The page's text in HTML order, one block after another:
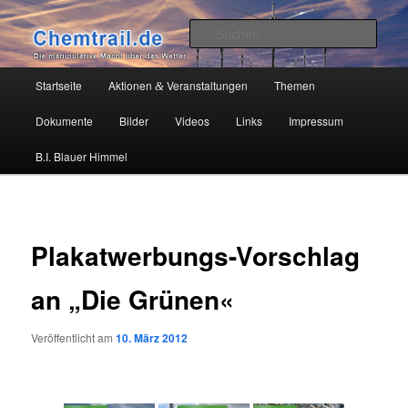
Zum
primären
Inhalt
springenChemtrail.de
Die manipulative Macht über das Wetter
Startseite Aktionen &Veranstaltungen Themen
Dokumente Bilder Videos Links Impressum
B.I. Blauer Himmel
Plakatwerbungs-Vorschlag
an „Die Grünen«
Veröffentlicht am10. März 2012